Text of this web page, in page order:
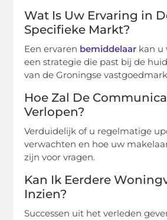
Wat Is Uw Ervaring in
Specifieke Markt?
Een ervaren bemiddelaar kan u
een strategie die past bij de
van de Groningse
Hoe Zal De
Verlopen?
Verduidelijk of u regelmatige
verwachten en hoe uw
zijn voor vragen.
Kan Ik Eerdere
Inzien?
Successen uit het verleden